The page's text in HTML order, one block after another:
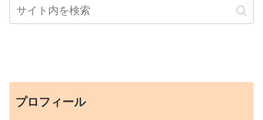
プロフィール